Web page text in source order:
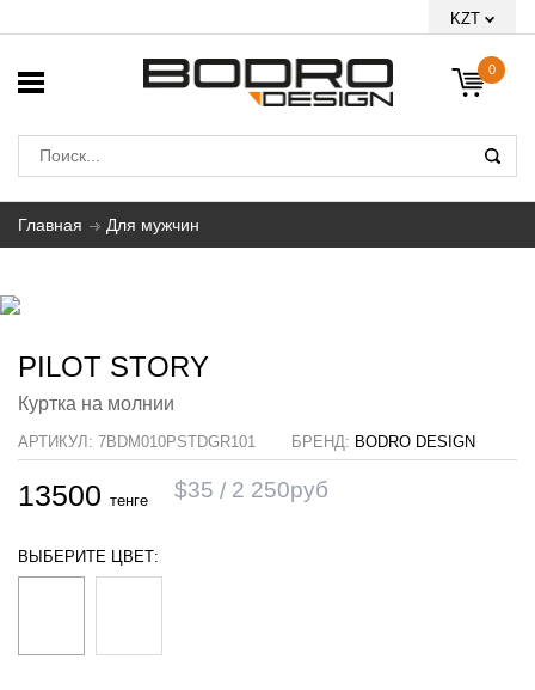
KZT
0
Главная Для мужчин
PILOT STORY
Куртка на молнии
АРТИКУЛ: 7BDM010PSTDGR101 БРЕНД: BODRO DESIGN
13500 тенге $35 2 250руб
ВЫБЕРИТЕ ЦВЕТ: